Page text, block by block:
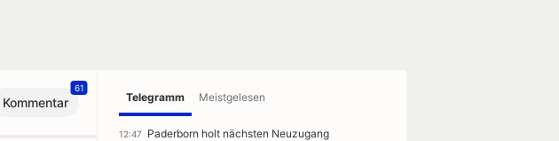
Kommentar
61
Telegramm Meistgelesen
12:47 Paderborn holt nächsten Neuzugang